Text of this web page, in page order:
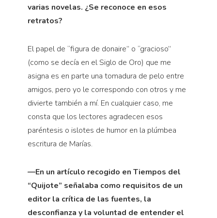
varias novelas. ¿Se reconoce en esos
retratos?
El papel de “figura de donaire” o “gracioso”
(como se decía en el Siglo de Oro) que me
asigna es en parte una tomadura de pelo entre
amigos, pero yo le correspondo con otros y me
divierte también a mí. En cualquier caso, me
consta que los lectores agradecen esos
paréntesis o islotes de humor en la plúmbea
escritura de Marías.
—En un artículo recogido en Tiempos del
“Quijote” señalaba como requisitos de un
editor la crítica de las fuentes, la
desconfianza y la voluntad de entender el